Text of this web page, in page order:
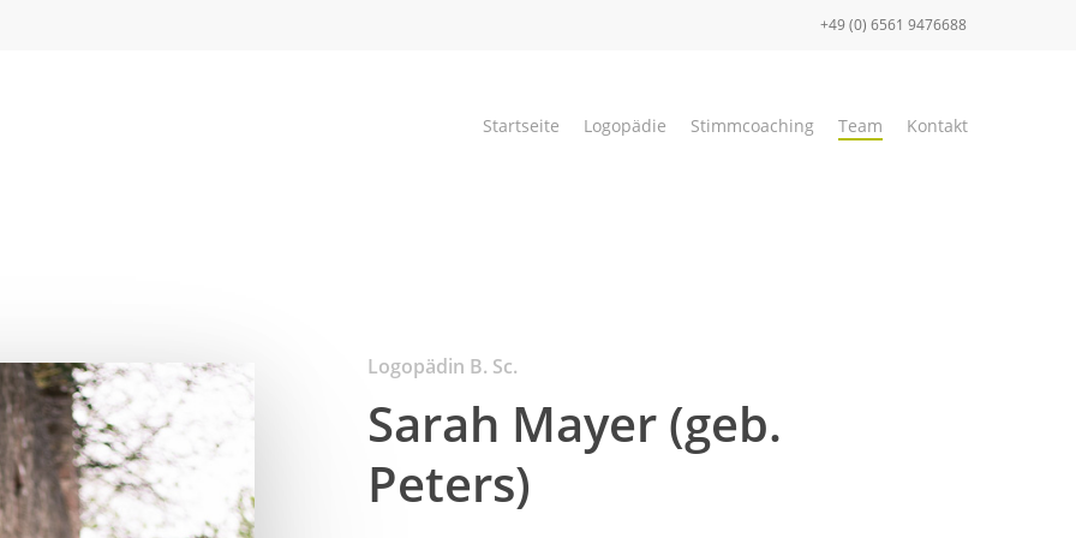
+49 (0) 6561 9476688
Startseite Logopädie Stimmcoaching Team Kontakt
Logopädin B. Sc.
Sarah Mayer (geb.
Peters)